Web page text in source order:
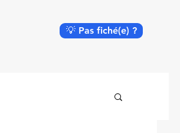
💡 Pas fiché(e) ?